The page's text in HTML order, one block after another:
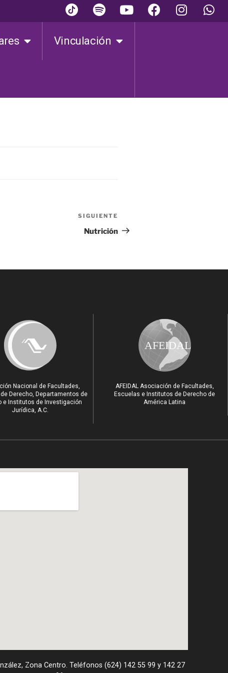
Vinculación
SIGUIENTE
Nutrición
Nacional de Facultades,
Derecho, Departamentos de
e Institutos de Investigación
Jurídica, A.C.
AFEIDAL
AFEIDAL Asociación de Facultades,
Escuelas e Institutos de Derecho de
América Latina
Zona Centro. Teléfonos (624) 142 55 99 y 142 27